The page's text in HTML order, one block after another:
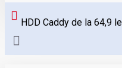
HDD Caddy de la 64,9